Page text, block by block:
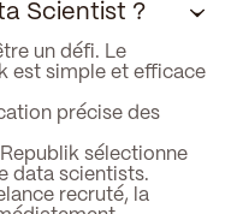
Scientist ?
un défi. Le
est simple et efficace
précise des
sélectionne
data scientists.
recruté, la